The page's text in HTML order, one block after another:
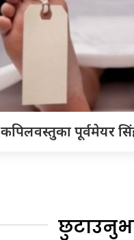
कपिलवस्तुका पूर्वमेयर